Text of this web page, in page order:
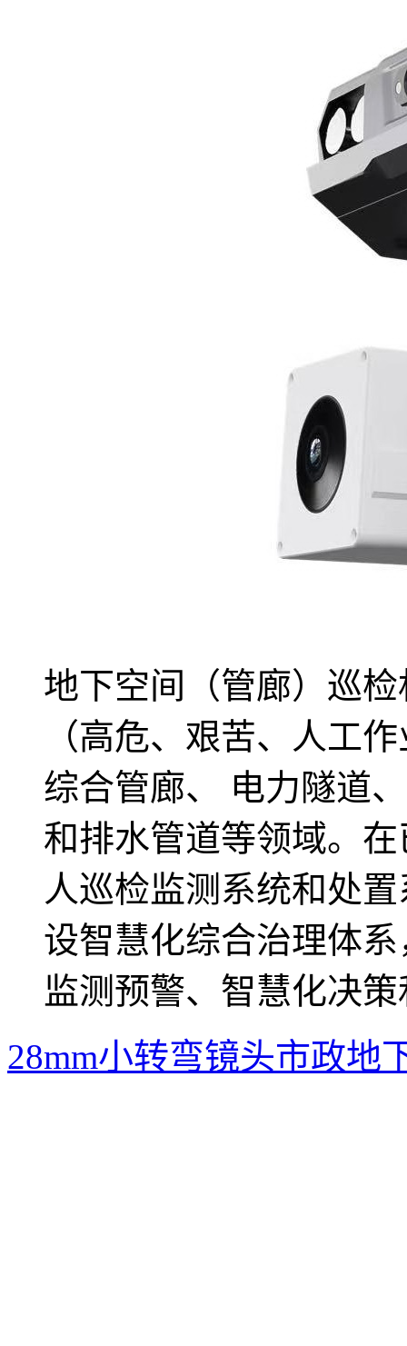
地下空间（管廊）巡
（高危、艰苦、人工
综合管廊、 电力隧道
和排水管道等领域。
人巡检监测系统和处
设智慧化综合治理体
监测预警、智慧化决
28mm小转弯镜头市政地